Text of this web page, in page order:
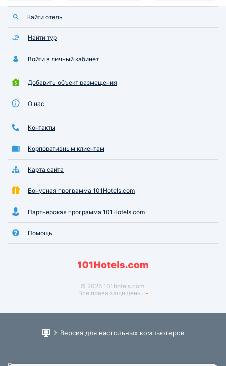
Найти отель
Найти тур
Войти в личный кабинет
Добавить объект размещения
О нас
Контакты
Корпоративным клиентам
Карта сайта
Бонусная программа 101Hotels.com
Партнёрская программа 101Hotels.com
Помощь
© 2026 101hotels.com.
Все права защищены.
Версия для настольных компьютеров